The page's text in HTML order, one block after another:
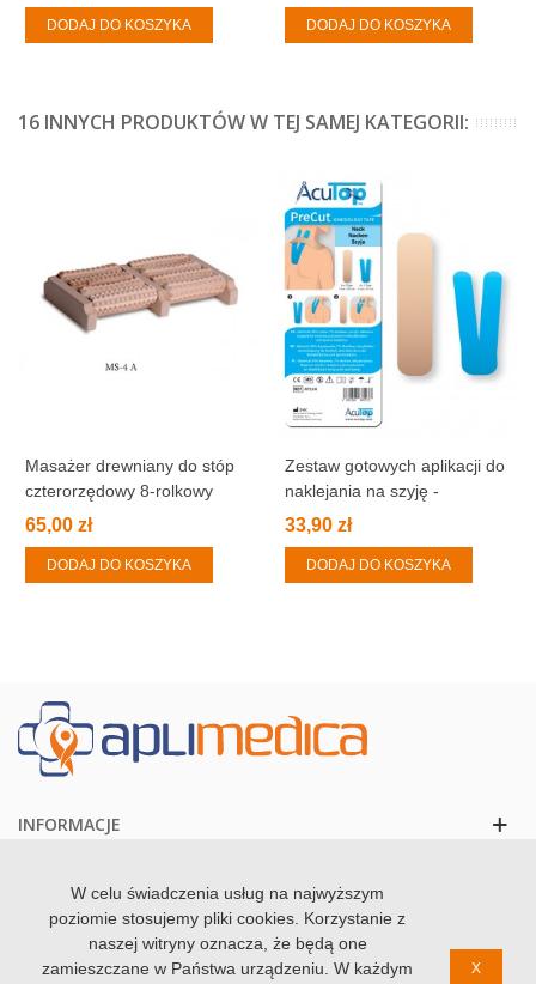
DODAJ DO KOSZYKA DODAJ DO KOSZYKA
16 INNYCH PRODUKTÓW W TEJ SAMEJ KATEGORII:
Masażer drewniany do stóp
czterorzędowy 8-rolkowy
65,00 zł
DODAJ DO KOSZYKA
Zestaw gotowych aplikacji do
naklejania na szyję -
kinesiology tape - gotowe
33,90 zł
DODAJ DO KOSZYKA
INFORMACJE
KONTAKTW celu świadczenia usług na najwyższym
poziomie stosujemy pliki cookies. Korzystanie z
naszej witryny oznacza, że będą one
zamieszczane w Państwa urządzeniu. W każdym
X